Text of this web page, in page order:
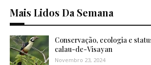
Mais Lidos Da Semana
Conservação, ecologia e
calau-de-Visayan
Novembro 23, 2024